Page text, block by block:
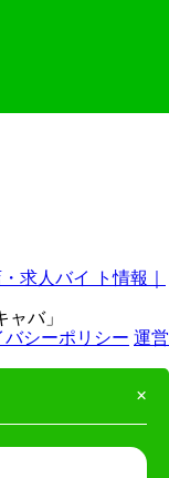
求人バイ ト情報｜
バ」
バシーポリシー 運営
×